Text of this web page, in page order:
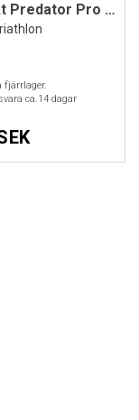
Våtdräkt Predator Pro FS Herr
fjärrlager.
ca.14dagar